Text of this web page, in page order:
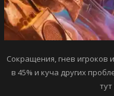
Сокращения, гнев игроков
в 45% и куча других